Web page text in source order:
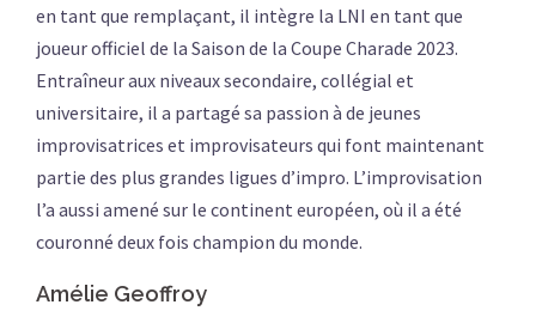
en tant que remplaçant, il intègre la LNI en tant que
joueur officiel de la Saison de la Coupe Charade 2023.
Entraîneur aux niveaux secondaire, collégial et
universitaire, il a partagé sa passion à de jeunes
improvisatrices et improvisateurs qui font maintenant
partie des plus grandes ligues d’impro. L’improvisation
l’a aussi amené sur le continent européen, où il a été
couronné deux fois champion du monde.
Amélie Geoffroy